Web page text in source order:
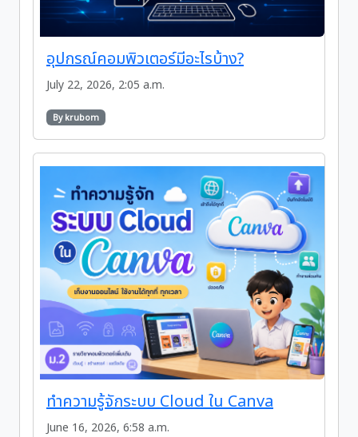
อุปกรณ์คอมพิวเตอร์มีอะไรบ้าง?
July 22, 2026, 2:05 a.m.
By krubom
ทำความรู้จักระบบ Cloud ใน Canva
June 16, 2026, 6:58 a.m.